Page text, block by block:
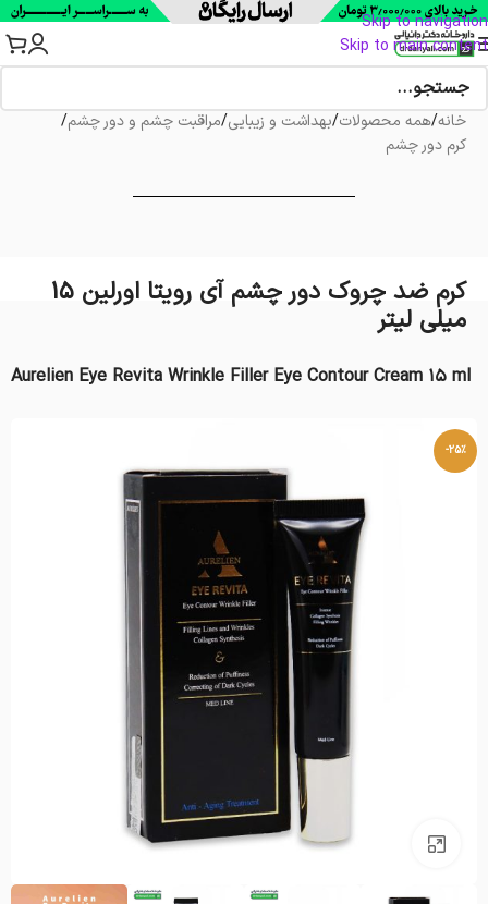
Skip to navigation
Skip to main content
خانه/همه محصولات/بهداشت و زیبایی/مراقبت چشم و دور چشم/
کرم دور چشم
کرم ضد چروک دور چشم آی رویتا اورلین 15
میلی لیتر
Aurelien Eye Revita Wrinkle Filler Eye Contour Cream 15 ml
-25%
بزرگنمایی تصویر